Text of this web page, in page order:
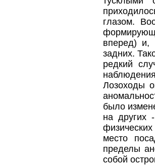
глазом.
вперед) и,
задних.
редкий
Лозоходы
было
на других
место
пределы
собой